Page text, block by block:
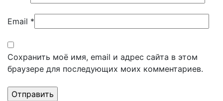
Email *
Сохранить моё имя, email и адрес сайта в этом
браузере для последующих моих комментариев.